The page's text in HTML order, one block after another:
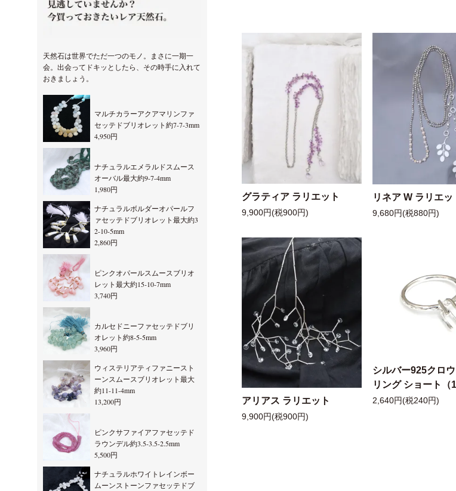
グラティア ラリエット
9,900円(税900円)
リネア W ラリエッ
9,680円(税880円)
アリアス ラリエット
9,900円(税900円)
シルバー925クロ
リング ショート（
2,640円(税240円)
天然石は世界でただ一つのモノ。まさに一期一
会。出会ってドキッとしたら、その時手に入れて
おきましょう。
マルチカラーアクアマリンファ
セッテドブリオレット約7-7-3mm
4,950円
ナチュラルエメラルドスムース
オーバル最大約9-7-4mm
1,980円
ナチュラルボルダーオパールフ
ァセッテドブリオレット最大約3
2-10-5mm
2,860円
ピンクオパールスムースブリオ
レット最大約15-10-7mm
3,740円
カルセドニーファセッテドブリ
オレット約8-5-5mm
3,960円
ウィステリアティファニースト
ーンスムースブリオレット最大
約11-11-4mm
13,200円
ピンクサファイアファセッテド
ラウンデル約3.5-3.5-2.5mm
5,500円
ナチュラルホワイトレインボー
ムーンストーンファセッテドブ